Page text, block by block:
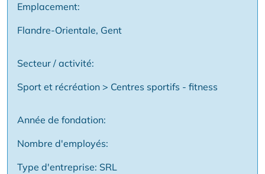
Emplacement:
Flandre-Orientale, Gent
Secteur / activité:
Sport et récréation > Centres sportifs - fitness
Année de fondation:
Nombre d'employés:
Type d'entreprise: SRL